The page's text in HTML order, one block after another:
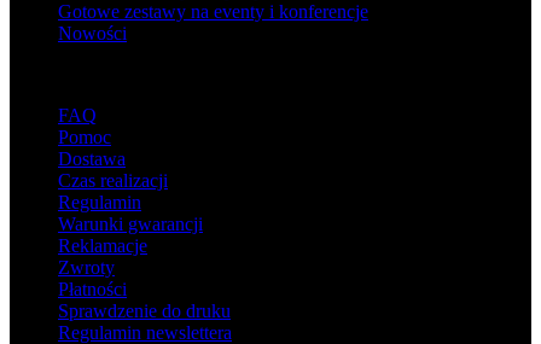
Gotowe zestawy na eventy i konferencje
Nowości
FAQ
Pomoc
Dostawa
Czas realizacji
Regulamin
Warunki gwarancji
Reklamacje
Zwroty
Płatności
Sprawdzenie do druku
Regulamin newslettera